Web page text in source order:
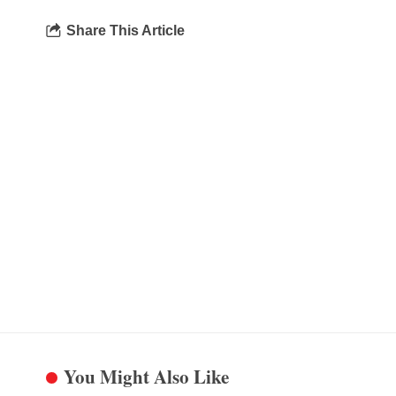
Share This Article
You Might Also Like